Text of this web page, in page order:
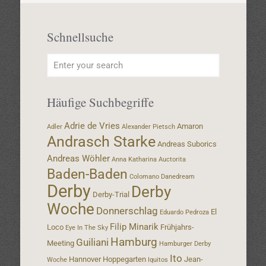
Schnellsuche
Häufige Suchbegriffe
Adler Adrie de Vries Alexander Pietsch Amaron
Andrasch Starke Andreas Suborics
Andreas Wöhler Anna Katharina Auctorita
Baden-Baden Colomano Danedream
Derby Derby-Trial Derby
Woche Donnerschlag Eduardo Pedroza El
Loco Eye In The Sky Filip Minarik Frühjahrs-
Meeting Guiliani Hamburg Hamburger Derby
Woche Hannover Hoppegarten Iquitos Ito Jean-